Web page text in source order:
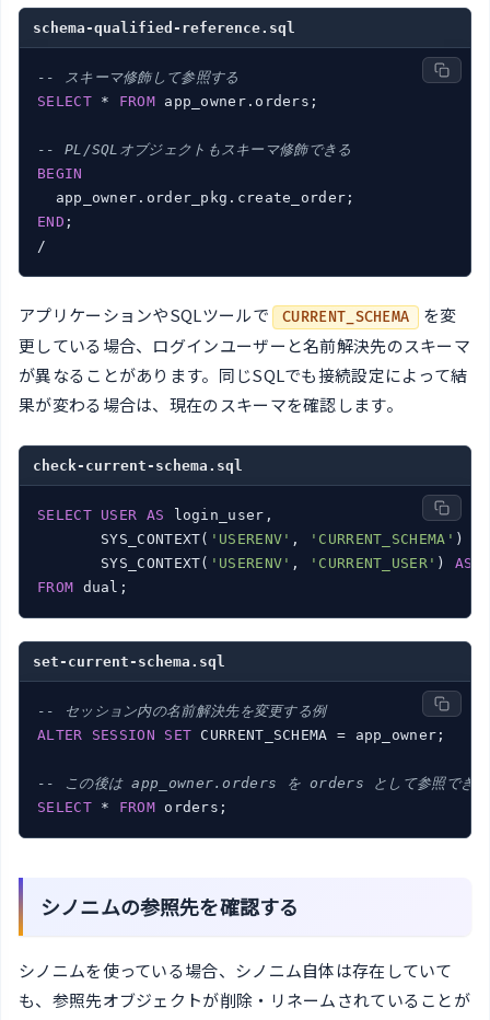
schema-qualified-reference.sql
-- スキーマ修飾して参照する
SELECT * FROM app_owner.orders;
-- PL/SQLオブジェクトもスキーマ修飾できる
BEGIN
END ;
/
アプリケーションやSQLツールで CURRENT_SCHEMA
を変
更している場合、ログインユーザーと名前解決先のスキーマ
が異なることがあります。同じSQLでも接続設定によって結
果が変わる場合は、現在のスキーマを確認します。
check-current-schema.sql
SELECT USER AS login_user,
       SYS_CONTEXT(
'USERENV' , 'CURRENT_SCHEMA' )
       SYS_CONTEXT(
'USERENV' , 'CURRENT_USER' ) AS
FROM dual;
set-current-schema.sql
-- セッション内の名前解決先を変更する例
ALTER
SESSION SET CURRENT_SCHEMA = app_owner;
-- この後は app_owner.orders を orders として参照できる
SELECT * FROM orders;
シノニムの参照先を確認する
シノニムを使っている場合、シノニム自体は存在していて
も、参照先オブジェクトが削除・リネームされていることが